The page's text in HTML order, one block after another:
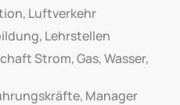
Luftverkehr
Lehrstellen
Strom, Gas, Wasser,
Manager